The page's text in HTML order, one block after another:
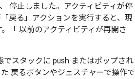
停止しました。アクティビティが停
戻る」アクションを実行すると、現
「 以前のアクティビティが再開さ
スタックに push またはポップされ
戻るボタンやジェスチャーで操作で